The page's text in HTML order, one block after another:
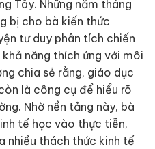
Tây. Những năm tháng
bị cho bà kiến thức
tư duy phân tích chiến
năng thích ứng với môi
chia sẻ rằng, giáo dục
là công cụ để hiểu rõ
Nhờ nền tảng này, bà
tế học vào thực tiễn,
nhiều thách thức kinh tế